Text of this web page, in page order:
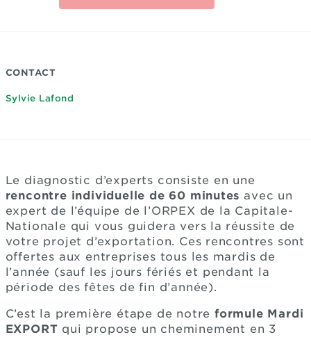
CONTACT
Sylvie Lafond
Le diagnostic d’experts consiste en une
rencontre individuelle de 60 minutes avec un
expert de l’équipe de l’ORPEX de la Capitale-
Nationale qui vous guidera vers la réussite de
votre projet d’exportation. Ces rencontres sont
offertes aux entreprises tous les mardis de
l’année (sauf les jours fériés et pendant la
période des fêtes de fin d’année).
C’est la première étape de notre formule Mardi
EXPORT qui propose un cheminement en 3